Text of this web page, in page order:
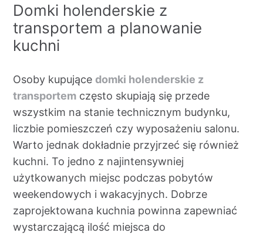
Domki holenderskie z
transportem a planowanie
kuchni
Osoby kupujące domki holenderskie z
transportem często skupiają się przede
wszystkim na stanie technicznym budynku,
liczbie pomieszczeń czy wyposażeniu salonu.
Warto jednak dokładnie przyjrzeć się również
kuchni. To jedno z najintensywniej
użytkowanych miejsc podczas pobytów
weekendowych i wakacyjnych. Dobrze
zaprojektowana kuchnia powinna zapewniać
wystarczającą ilość miejsca do